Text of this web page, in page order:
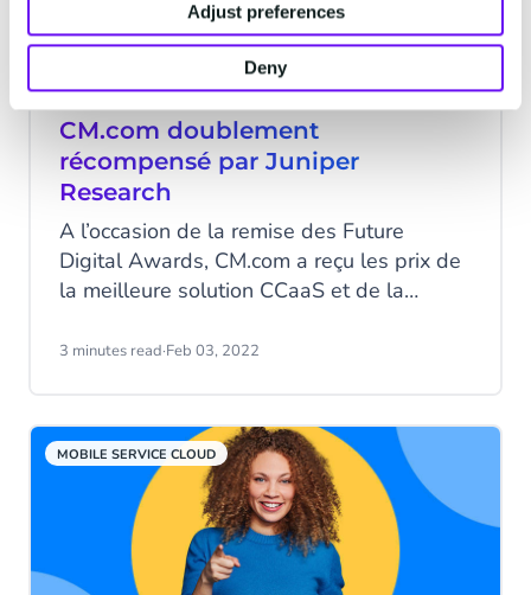
Adjust preferences
Deny
CCaaS & Conversationnel :
CM.com doublement
récompensé par Juniper
Research
A l’occasion de la remise des Future
Digital Awards, CM.com a reçu les prix de
la meilleure solution CCaaS et de la
conversationnel de la part de Juniper
3 minutes read·Feb 03, 2022
MOBILE SERVICE CLOUD